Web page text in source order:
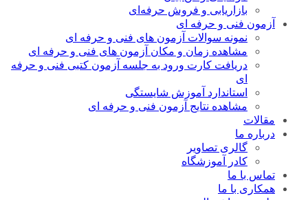
بازاریابی و فروش حرفه‌ای
آزمون فنی و حرفه ای
نمونه سوالات آزمون های فنی و حرفه ای
مشاهده زمان و مکان آزمون های فنی و حرفه ای
دریافت کارت ورود به جلسه آزمون کتبی فنی و حرفه
ای
استاندارد آموزش شایستگی
مشاهده نتایج آزمون فنی و حرفه ای
مقالات
درباره ما
گالری تصاویر
کادر آموزشگاه
تماس با ما
همکاری با ما